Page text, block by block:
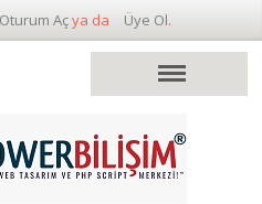
Oturum Açya da Üye Ol.